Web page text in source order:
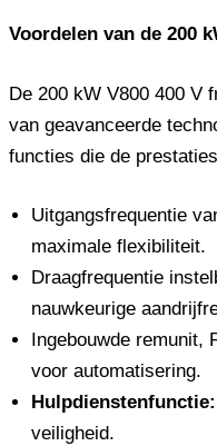
Voordelen van de 200
De 200 kW V800 400 V
van geavanceerde
functies die de
Uitgangsfrequentie
maximale flexibiliteit.
Draagfrequentie
nauwkeurige
Ingebouwde remunit,
voor automatisering.
Hulpdienstenfunctie:
veiligheid.